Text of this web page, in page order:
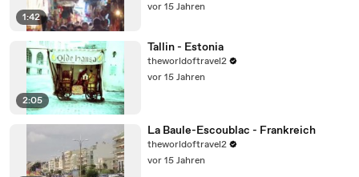
1:42
vor 15 Jahren
2:05
Tallin - Estonia
theworldoftravel2
vor 15 Jahren
La Baule-Escoublac - Frankreich
theworldoftravel2
vor 15 Jahren